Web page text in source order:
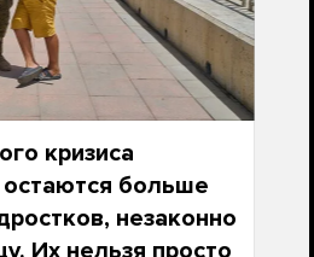
кризиса
остаются больше
незаконно